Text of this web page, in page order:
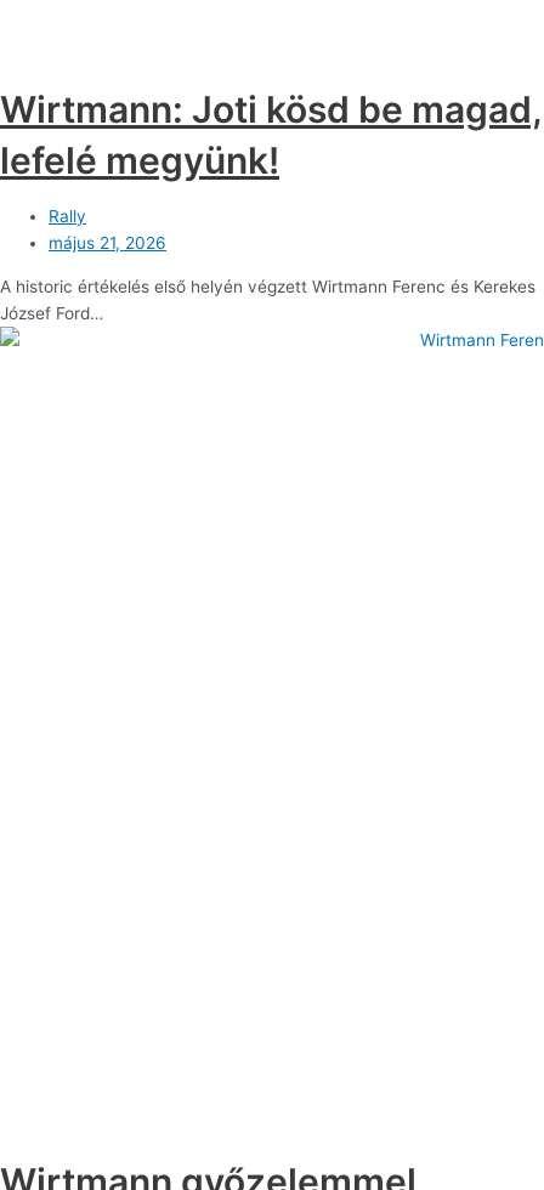
Wirtmann: Joti kösd be magad,
lefelé megyünk!
Rally
május 21, 2026
A historic értékelés első helyén végzett Wirtmann Ferenc és Kerekes
József Ford…
Wirtmann győzelemmel